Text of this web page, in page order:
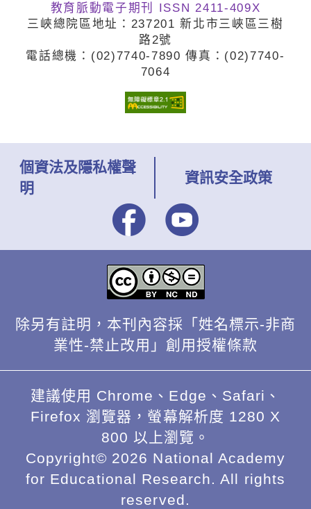
操作步驟、關鍵技術與自我檢核
表。書中亦提出四層次服務類型與
三種合作模式，協助場域與學校深
化互動，共同實踐優質的戶外教
教育脈動電子期刊 ISSN 2411-409X
三峽總院區地址：237201 新北市三峽區三樹
路2號
電話總機：(02)7740-7890 傳真：(02)7740-
7064
個資法及隱私權聲
明
資訊安全政策
除另有註明，本刊內容採「姓名標示-非商
業性-禁止改用」創用授權條款
建議使用 Chrome、Edge、Safari、
Firefox 瀏覽器，螢幕解析度 1280 X
800 以上瀏覽。
Copyright© 2026 National Academy
for Educational Research. All rights
reserved.